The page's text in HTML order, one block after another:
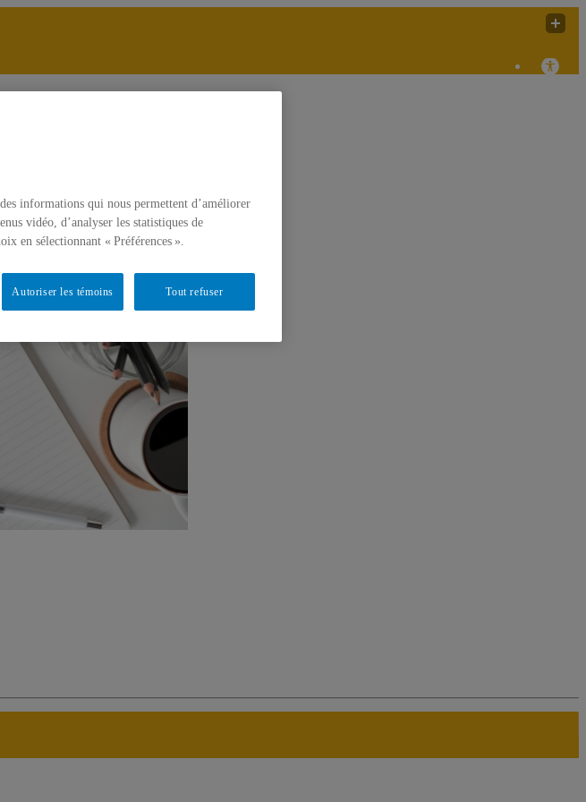
informations qui nous permettent d’améliorer
vidéo, d’analyser les statistiques de
en sélectionnant « Préférences ».
Tout refuser
Autoriser les témoins